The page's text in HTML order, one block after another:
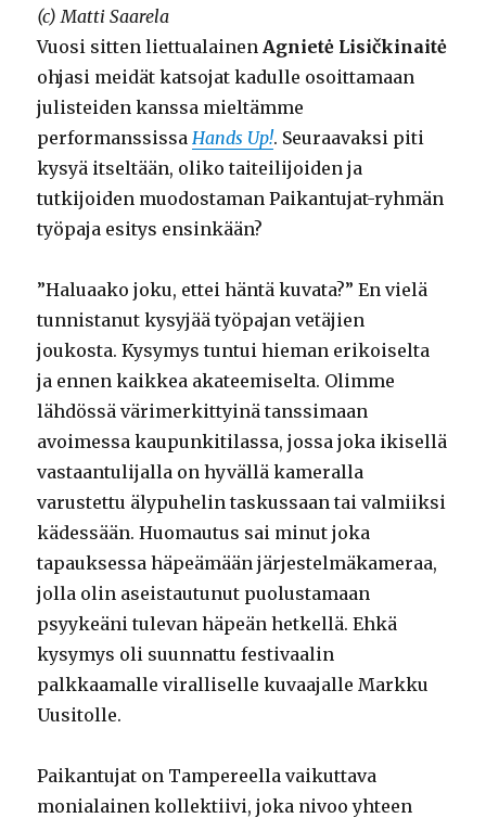
(c) Matti Saarela
Vuosi sitten liettualainen Agnietė Lisičkinaitė
ohjasi meidät katsojat kadulle osoittamaan
julisteiden kanssa mieltämme
performanssissa Hands Up!. Seuraavaksi piti
kysyä itseltään, oliko taiteilijoiden ja
tutkijoiden muodostaman Paikantujat-ryhmän
työpaja esitys ensinkään?
”Haluaako joku, ettei häntä kuvata?” En vielä
tunnistanut kysyjää työpajan vetäjien
joukosta. Kysymys tuntui hieman erikoiselta
ja ennen kaikkea akateemiselta. Olimme
lähdössä värimerkittyinä tanssimaan
avoimessa kaupunkitilassa, jossa joka ikisellä
vastaantulijalla on hyvällä kameralla
varustettu älypuhelin taskussaan tai valmiiksi
kädessään. Huomautus sai minut joka
tapauksessa häpeämään järjestelmäkameraa,
jolla olin aseistautunut puolustamaan
psyykeäni tulevan häpeän hetkellä. Ehkä
kysymys oli suunnattu festivaalin
palkkaamalle viralliselle kuvaajalle Markku
Uusitolle.
Paikantujat on Tampereella vaikuttava
monialainen kollektiivi, joka nivoo yhteen